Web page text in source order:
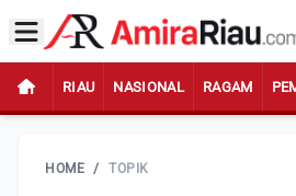
RIAU NASIONAL RAGAM
HOME / TOPIK